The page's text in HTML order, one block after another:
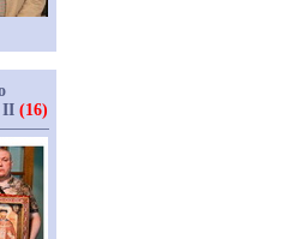
II (16)